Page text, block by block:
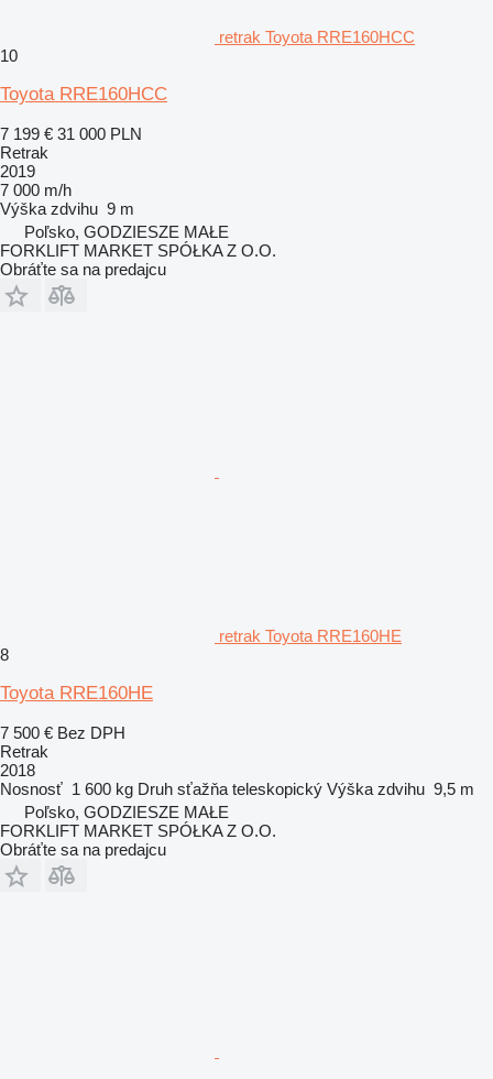
retrak Toyota RRE160HCC
10
Toyota RRE160HCC
7 199 € 31 000 PLN
Retrak
2019
7 000 m/h
Výška zdvihu 9 m
Poľsko, GODZIESZE MAŁE
FORKLIFT MARKET SPÓŁKA Z O.O.
Obráťte sa na predajcu
retrak Toyota RRE160HE
8
Toyota RRE160HE
7 500 € Bez DPH
Retrak
2018
Nosnosť 1 600 kg Druh sťažňa teleskopický Výška zdvihu 9,5 m
Poľsko, GODZIESZE MAŁE
FORKLIFT MARKET SPÓŁKA Z O.O.
Obráťte sa na predajcu